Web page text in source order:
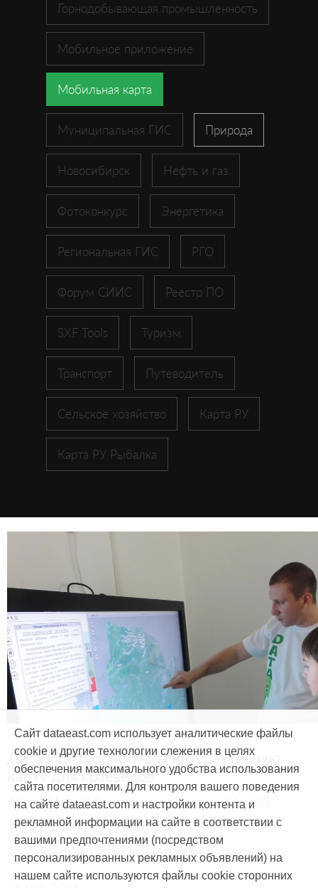
Горнодобывающая промышленность
Мобильное приложение
Мобильная карта
Муниципальная ГИС Природа
Новосибирск Нефть и газ
Фотоконкурс Энергетика
Региональная ГИС РГО
Форум СИИС Реестр ПО
SXF Tools Туризм
Транспорт Путеводитель
Сельское хозяйство Карта РУ
Карта РУ Рыбалка
Продукты и услуги
Дата Ист разработала интерактивную
карту для краеведов
#CarryMap #Интерактивная карта #ArcGIS
#Природа #Дети #География
#Мобильная карта #Веб-приложение
Сайт dataeast.com использует аналитические файлы
cookie и другие технологии слежения в целях
обеспечения максимального удобства использования
сайта посетителями. Для контроля вашего поведения
на сайте dataeast.com и настройки контента и
рекламной информации на сайте в соответствии с
вашими предпочтениями (посредством
персонализированных рекламных объявлений) на
нашем сайте используются файлы cookie сторонних